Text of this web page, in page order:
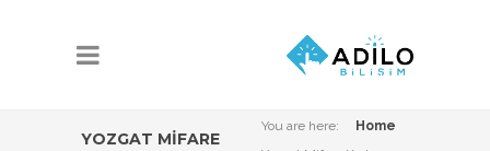
YOZGAT MIFARE
You are here:
Home